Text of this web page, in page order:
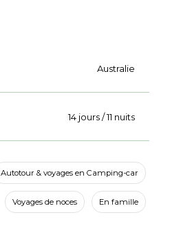
Australie
14 jours / 11 nuits
Autotour & voyages en Camping-car
Voyages de noces En famille